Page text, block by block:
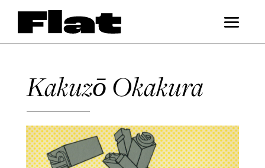
Kakuzō Okakura